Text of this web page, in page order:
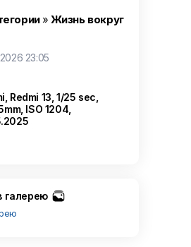
» Жизнь вокруг
23:05
Redmi 13, 1/25 sec,
ISO 1204,
галерею